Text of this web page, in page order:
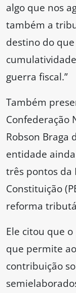
algo que nos
também a
destino do
guerra fiscal.”
Também
Confederação
Robson Braga
entidade
três pontos da
Constituição
reforma
Ele citou que
que permite
contribuição